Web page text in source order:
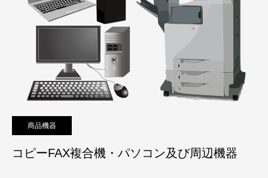
商品機器
コピーFAX複合機・パソコン及び周辺機器